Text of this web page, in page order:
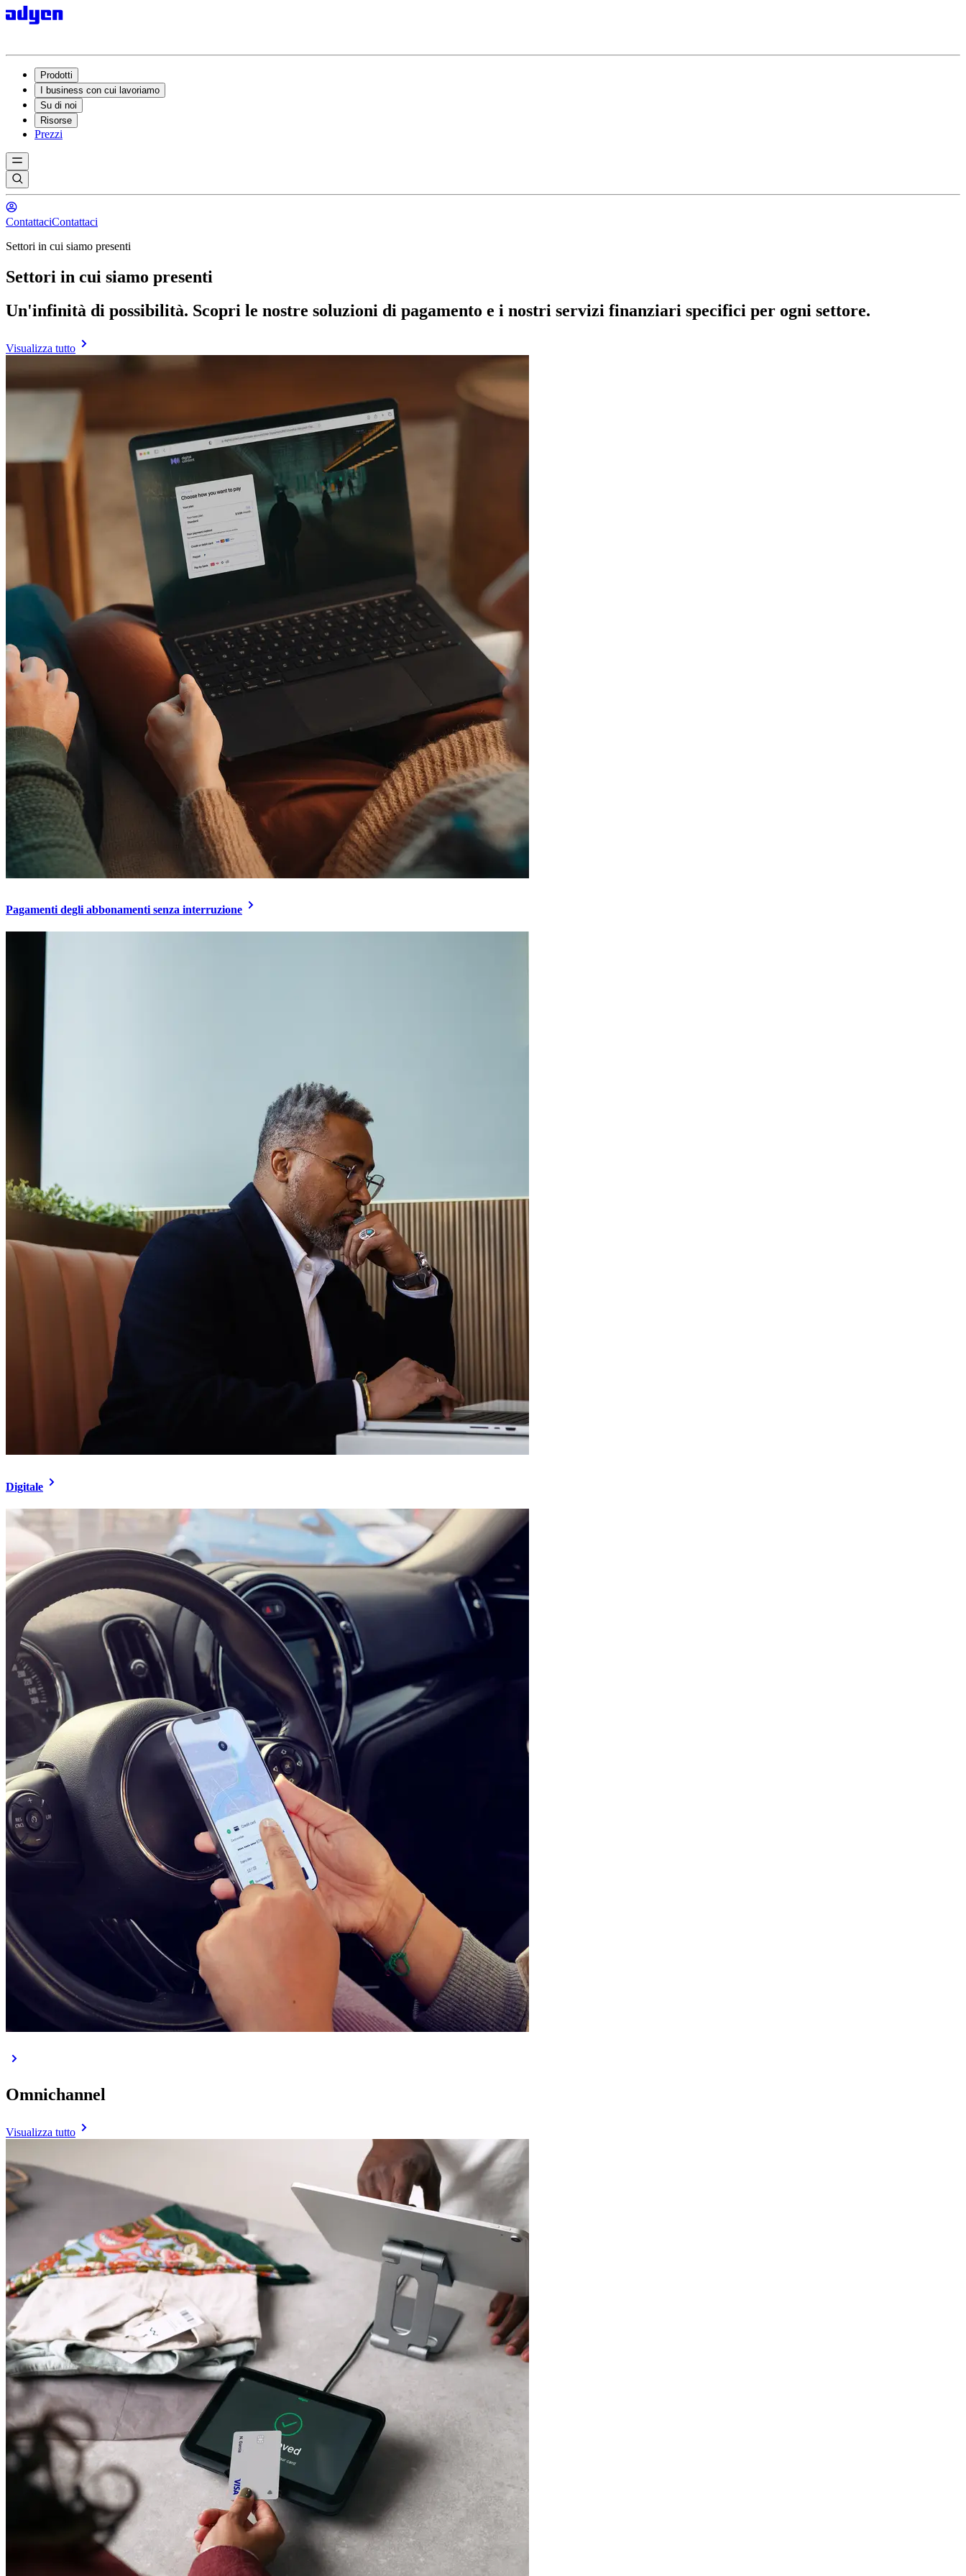
Prodotti
I business con cui lavoriamo
Su di noi
Risorse
Prezzi
ContattaciContattaci
Settori in cui siamo presenti
Settori in cui siamo presenti
Un'infinità di possibilità. Scopri le nostre soluzioni di pagamento e i nostri servizi finanziari specifici per ogni settore.
Visualizza tutto
Pagamenti degli abbonamenti senza interruzione
Digitale
Omnichannel
Visualizza tutto